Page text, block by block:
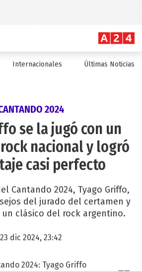
Internacionales Últimas Noticias
2024
se la jugó con un
nacional y logró
casi perfecto
Cantando 2024, Tyago Griffo,
del jurado del certamen y
clásico del rock argentino.
23 dic 2024, 23:42